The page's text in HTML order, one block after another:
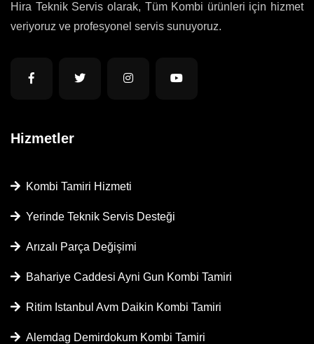
Hira Teknik Servis olarak, Tüm Kombi ürünleri için hizmet
veriyoruz ve profesyonel servis sunuyoruz.
Hizmetler
Kombi Tamiri Hizmeti
Yerinde Teknik Servis Desteği
Arızalı Parça Değişimi
Bahariye Caddesi Ayni Gun Kombi Tamiri
Ritim Istanbul Avm Daikin Kombi Tamiri
Alemdag Demirdokum Kombi Tamiri